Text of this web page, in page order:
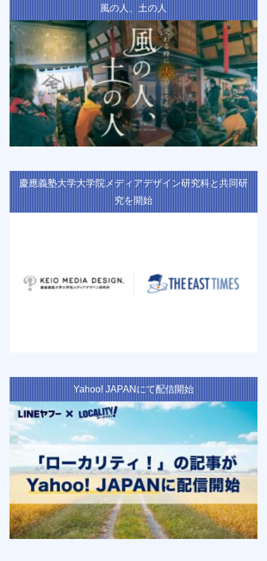
風の人、土の人
慶應義塾大学大学院メディアデザイン研究科と共同研
究を開始
Yahoo! JAPANにて配信開始